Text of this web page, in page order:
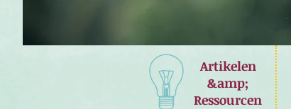
Artikelen
&amp;
Ressourcen